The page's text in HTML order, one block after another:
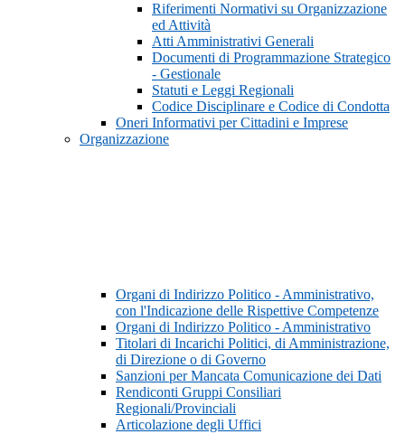
Riferimenti Normativi su Organizzazione
ed Attività
Atti Amministrativi Generali
Documenti di Programmazione Strategico
- Gestionale
Statuti e Leggi Regionali
Codice Disciplinare e Codice di Condotta
Oneri Informativi per Cittadini e Imprese
Organizzazione
Organi di Indirizzo Politico - Amministrativo,
con l'Indicazione delle Rispettive Competenze
Organi di Indirizzo Politico - Amministrativo
Titolari di Incarichi Politici, di Amministrazione,
di Direzione o di Governo
Sanzioni per Mancata Comunicazione dei Dati
Rendiconti Gruppi Consiliari
Regionali/Provinciali
Articolazione degli Uffici